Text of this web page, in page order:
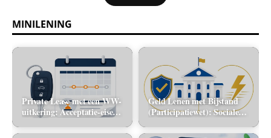
MINILENING
Private Lease met een WW-
uitkering: Acceptatie-eisen
en alternatieve mobiliteit
Geld Lenen met Bijstand
(Participatiewet): Sociale
flitskrediet